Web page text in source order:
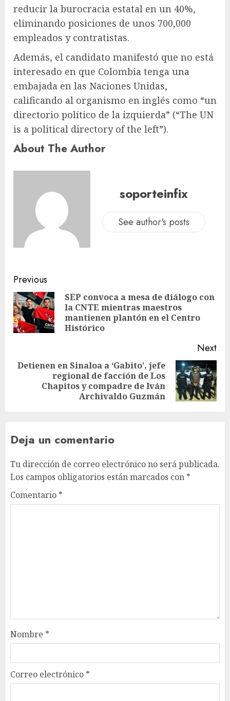
reducir la burocracia estatal en un 40%,
eliminando posiciones de unos 700,000
empleados y contratistas.
Además, el candidato manifestó que no está
interesado en que Colombia tenga una
embajada en las Naciones Unidas,
calificando al organismo en inglés como “un
directorio político de la izquierda” (“The UN
is a political directory of the left”).
About The Author
soporteinfix
See author's posts
Previous
SEP convoca a mesa de diálogo con
la CNTE mientras maestros
mantienen plantón en el Centro
Histórico
Next
Detienen en Sinaloa a ‘Gabito’, jefe
regional de facción de Los
Chapitos y compadre de Iván
Archivaldo Guzmán
Deja un comentario
Tu dirección de correo electrónico no será publicada.
Los campos obligatorios están marcados con *
Comentario *
Nombre *
Correo electrónico *